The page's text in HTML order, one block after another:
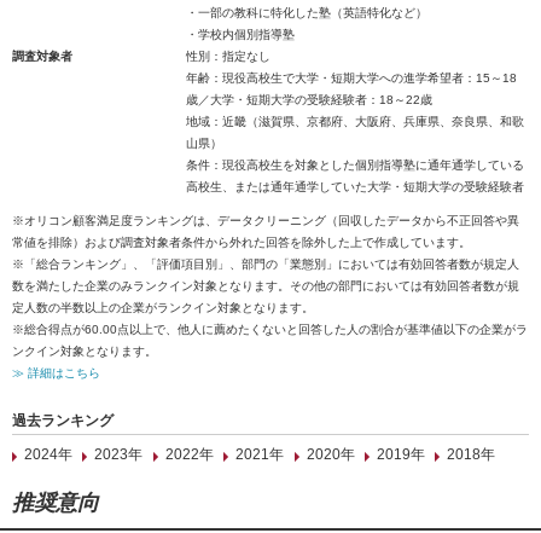
・一部の教科に特化した塾（英語特化など）
・学校内個別指導塾
調査対象者
性別：指定なし
年齢：現役高校生で大学・短期大学への進学希望者：15～18
歳／大学・短期大学の受験経験者：18～22歳
地域：近畿（滋賀県、京都府、大阪府、兵庫県、奈良県、和歌
山県）
条件：現役高校生を対象とした個別指導塾に通年通学している
高校生、または通年通学していた大学・短期大学の受験経験者
※オリコン顧客満足度ランキングは、データクリーニング（回収したデータから不正回答や異
常値を排除）および調査対象者条件から外れた回答を除外した上で作成しています。
※「総合ランキング」、「評価項目別」、部門の「業態別」においては有効回答者数が規定人
数を満たした企業のみランクイン対象となります。その他の部門においては有効回答者数が規
定人数の半数以上の企業がランクイン対象となります。
※総合得点が60.00点以上で、他人に薦めたくないと回答した人の割合が基準値以下の企業がラ
ンクイン対象となります。
≫ 詳細はこちら
過去ランキング
2024年
2023年 2022年 2021年 2020年 2019年 2018年
推奨意向